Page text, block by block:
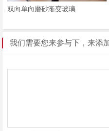
双向单向磨砂渐变玻璃
我们需要您来参与下，来添